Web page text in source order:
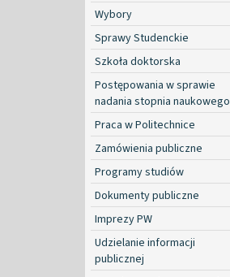
Wybory
Sprawy Studenckie
Szkoła doktorska
Postępowania w sprawie
nadania stopnia naukowego
Praca w Politechnice
Zamówienia publiczne
Programy studiów
Dokumenty publiczne
Imprezy PW
Udzielanie informacji
publicznej